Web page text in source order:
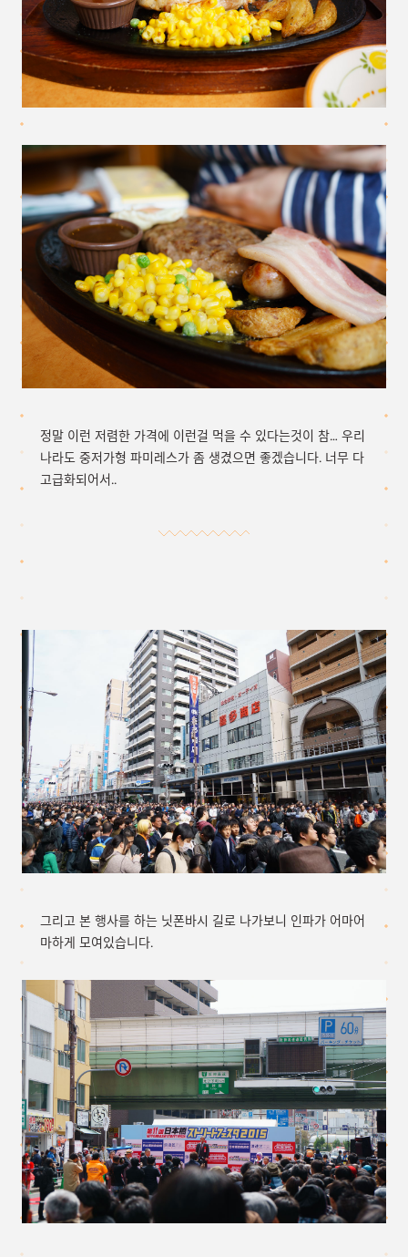
정말 이런 저렴한 가격에 이런걸 먹을 수 있다는것이 참… 우리
나라도 중저가형 파미레스가 좀 생겼으면 좋겠습니다. 너무 다
고급화되어서..
그리고 본 행사를 하는 닛폰바시 길로 나가보니 인파가 어마어
마하게 모여있습니다.